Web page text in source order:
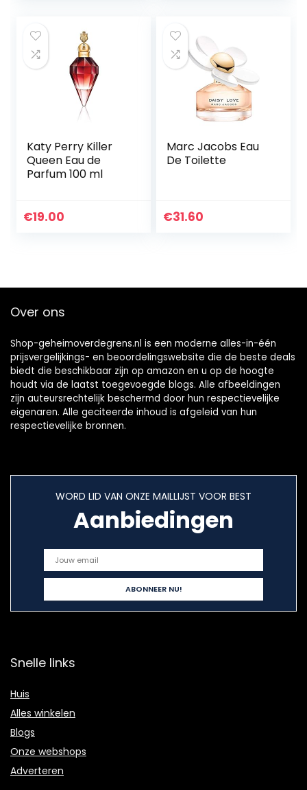
Katy Perry Killer
Queen Eau de
Parfum 100 ml
€19.00
Marc Jacobs Eau
De Toilette
€31.60
Over ons
Shop-geheimoverdegrens.nl is een moderne alles-in-één
prijsvergelijkings- en beoordelingswebsite die de beste deals
biedt die beschikbaar zijn op amazon en u op de hoogte
houdt via de laatst toegevoegde blogs. Alle afbeeldingen
zijn auteursrechtelijk beschermd door hun respectievelijke
eigenaren. Alle geciteerde inhoud is afgeleid van hun
respectievelijke bronnen.
WORD LID VAN ONZE MAILLIJST VOOR BEST
Aanbiedingen
Snelle links
Huis
Alles winkelen
Blogs
Onze webshops
Adverteren